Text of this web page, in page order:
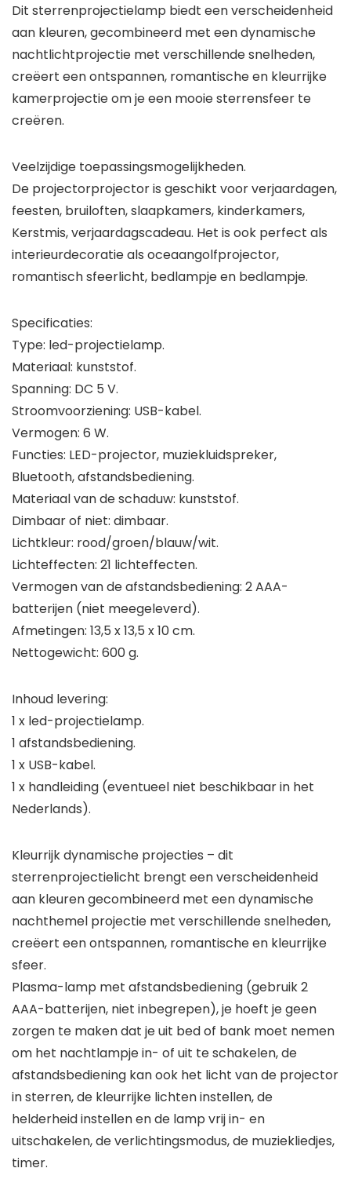
Dit sterrenprojectielamp biedt een verscheidenheid
aan kleuren, gecombineerd met een dynamische
nachtlichtprojectie met verschillende snelheden,
creëert een ontspannen, romantische en kleurrijke
kamerprojectie om je een mooie sterrensfeer te
creëren.
Veelzijdige toepassingsmogelijkheden.
De projectorprojector is geschikt voor verjaardagen,
feesten, bruiloften, slaapkamers, kinderkamers,
Kerstmis, verjaardagscadeau. Het is ook perfect als
interieurdecoratie als oceaangolfprojector,
romantisch sfeerlicht, bedlampje en bedlampje.
Specificaties:
Type: led-projectielamp.
Materiaal: kunststof.
Spanning: DC 5 V.
Stroomvoorziening: USB-kabel.
Vermogen: 6 W.
Functies: LED-projector, muziekluidspreker,
Bluetooth, afstandsbediening.
Materiaal van de schaduw: kunststof.
Dimbaar of niet: dimbaar.
Lichtkleur: rood/groen/blauw/wit.
Lichteffecten: 21 lichteffecten.
Vermogen van de afstandsbediening: 2 AAA-
batterijen (niet meegeleverd).
Afmetingen: 13,5 x 13,5 x 10 cm.
Nettogewicht: 600 g.
Inhoud levering:
1 x led-projectielamp.
1 afstandsbediening.
1 x USB-kabel.
1 x handleiding (eventueel niet beschikbaar in het
Nederlands).
Kleurrijk dynamische projecties – dit
sterrenprojectielicht brengt een verscheidenheid
aan kleuren gecombineerd met een dynamische
nachthemel projectie met verschillende snelheden,
creëert een ontspannen, romantische en kleurrijke
sfeer.
Plasma-lamp met afstandsbediening (gebruik 2
AAA-batterijen, niet inbegrepen), je hoeft je geen
zorgen te maken dat je uit bed of bank moet nemen
om het nachtlampje in- of uit te schakelen, de
afstandsbediening kan ook het licht van de projector
in sterren, de kleurrijke lichten instellen, de
helderheid instellen en de lamp vrij in- en
uitschakelen, de verlichtingsmodus, de muziekliedjes,
timer.